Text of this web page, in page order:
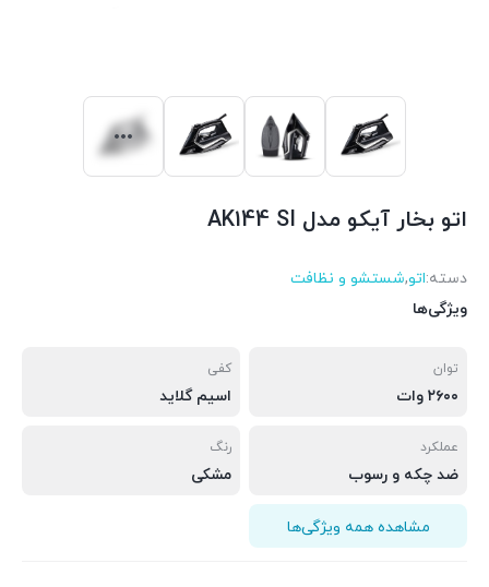
اتو بخار آیکو مدل AK144 SI
دسته:اتو,شستشو و نظافت
ویژگی‌ها
توان
۲۶۰۰ وات
کفی
اسیم گلاید
عملکرد
ضد چکه و رسوب
رنگ
مشکی
مشاهده همه ویژگی‌ها